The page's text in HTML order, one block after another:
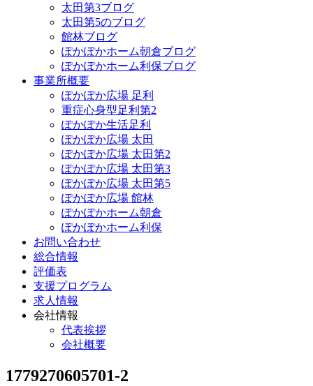
太田第3ブログ
太田第5のブログ
館林ブログ
ぽかぽかホーム朝倉ブログ
ぽかぽかホーム利保ブログ
事業所概要
ぽかぽか広場 足利
重症心身型足利第2
ぽかぽか生活足利
ぽかぽか広場 太田
ぽかぽか広場 太田第2
ぽかぽか広場 太田第3
ぽかぽか広場 太田第5
ぽかぽか広場 館林
ぽかぽかホーム朝倉
ぽかぽかホーム利保
お問い合わせ
総合情報
評価表
支援プログラム
求人情報
会社情報
代表挨拶
会社概要
1779270605701-2